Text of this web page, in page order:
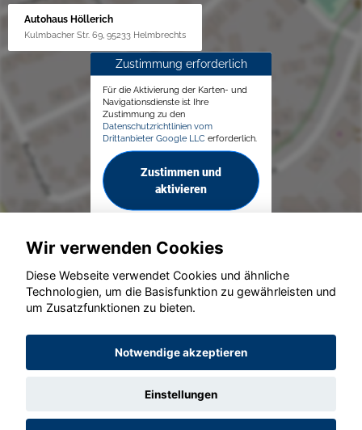
Autohaus Höllerich
Kulmbacher Str. 69, 95233 Helmbrechts
Zustimmung erforderlich
Für die Aktivierung der Karten- und
Navigationsdienste ist Ihre
Zustimmung zu den
Datenschutzrichtlinien vom
Drittanbieter Google LLC erforderlich.
Zustimmen und
aktivieren
© konjunkturmotor.de GmbH 2020 - 2026
Wir verwenden Cookies
Diese Webseite verwendet Cookies und ähnliche
Technologien, um die Basisfunktion zu gewährleisten und
um Zusatzfunktionen zu bieten.
Notwendige akzeptieren
Einstellungen